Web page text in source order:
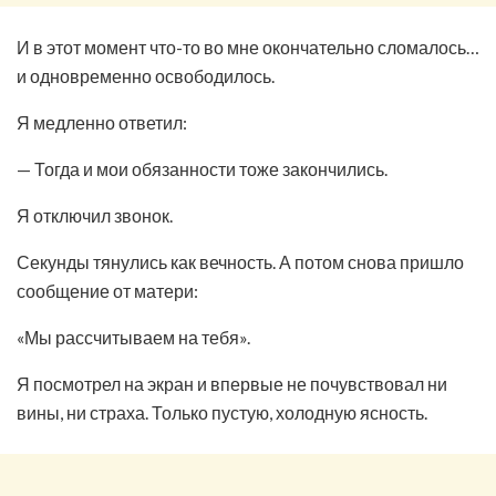
И в этот момент что-то во мне окончательно сломалось…
и одновременно освободилось.
Я медленно ответил:
— Тогда и мои обязанности тоже закончились.
Я отключил звонок.
Секунды тянулись как вечность. А потом снова пришло
сообщение от матери:
«Мы рассчитываем на тебя».
Я посмотрел на экран и впервые не почувствовал ни
вины, ни страха. Только пустую, холодную ясность.